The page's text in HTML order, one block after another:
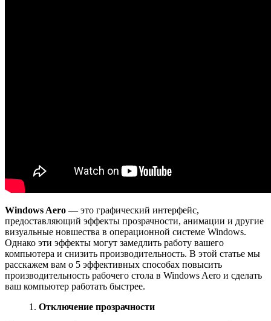
Windows Aero — это графический интерфейс,
предоставляющий эффекты прозрачности, анимации и другие
визуальные новшества в операционной системе Windows.
Однако эти эффекты могут замедлить работу вашего
компьютера и снизить производительность. В этой статье мы
расскажем вам о 5 эффективных способах повысить
производительность рабочего стола в Windows Aero и сделать
ваш компьютер работать быстрее.
1. Отключение прозрачности